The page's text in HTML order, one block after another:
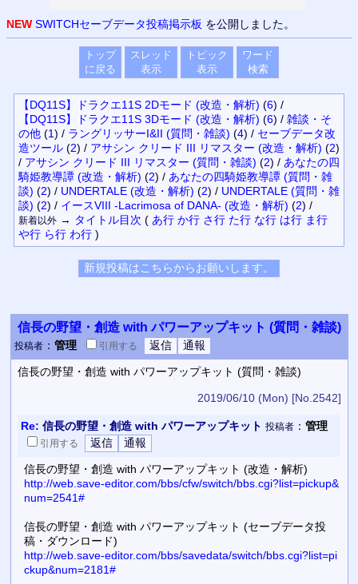
NEW SWITCHセーブデータ投稿掲示板 を公開しました。
トップ
に戻る
スレッド
表示
トピック
表示
ワード
検索
【DQ11S】ドラクエ11S 2Dモード (改造・解析) (6) /
【DQ11S】ドラクエ11S 3Dモード (改造・解析) (6) / 雑談・そ
の他 (1) / ラングリッサーI&II (質問・雑談) (4) / セーブデータ改
造ツール (2) / アサシン クリード III リマスター (改造・解析) (2)
/ アサシン クリード III リマスター (質問・雑談) (2) / あなたの四
騎姫教導譚 (改造・解析) (2) / あなたの四騎姫教導譚 (質問・雑
談) (2) / UNDERTALE (改造・解析) (2) / UNDERTALE (質問・雑
談) (2) / イースVIII -Lacrimosa of DANA- (改造・解析) (2) /
新着以外 → タイトル目次 ( あ行 か行 さ行 た行 な行 は行 ま行
や行 ら行 わ行 )
信長の野望・創造 with パワーアップキット (質問・雑談)
投稿者： 管理 引用する
信長の野望・創造 with パワーアップキット (質問・雑談)
2019/06/10 (Mon) [No.2542]
Re: 信長の野望・創造 with パワーアップキット 投稿者： 管理
引用する
信長の野望・創造 with パワーアップキット (改造・解析)
http://web.save-editor.com/bbs/cfw/switch/bbs.cgi?list=pickup&
num=2541#
信長の野望・創造 with パワーアップキット (セーブデータ投
稿・ダウンロード)
http://web.save-editor.com/bbs/savedata/switch/bbs.cgi?list=pi
ckup&num=2181#